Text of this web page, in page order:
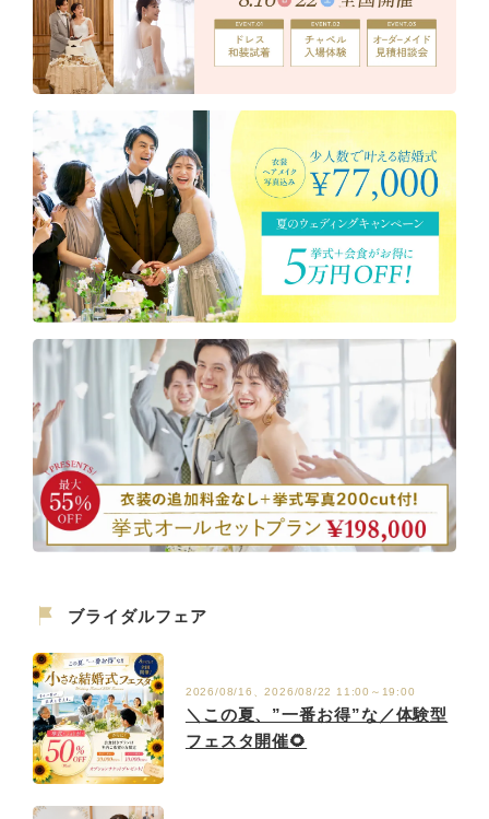
ブライダルフェア
2026/08/16、2026/08/22 11:00～19:00
＼この夏、”一番お得”な／体験型
フェスタ開催🌻